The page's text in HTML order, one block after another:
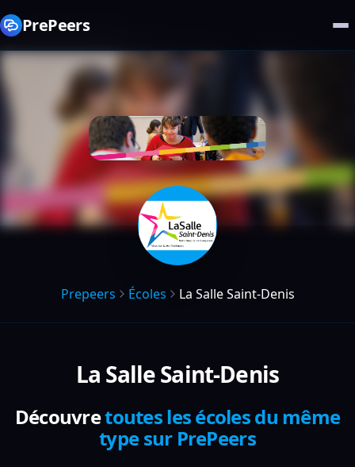
PrePeers
Prepeers Écoles La Salle Saint-Denis
La Salle Saint-Denis
Découvretoutes les écoles du même
type sur PrePeers